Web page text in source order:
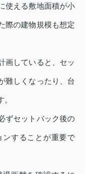
使える敷地面積が小
際の建物規模も想定
画していると、セッ
難しくなったり、台
ずセットバック後の
することが重要で